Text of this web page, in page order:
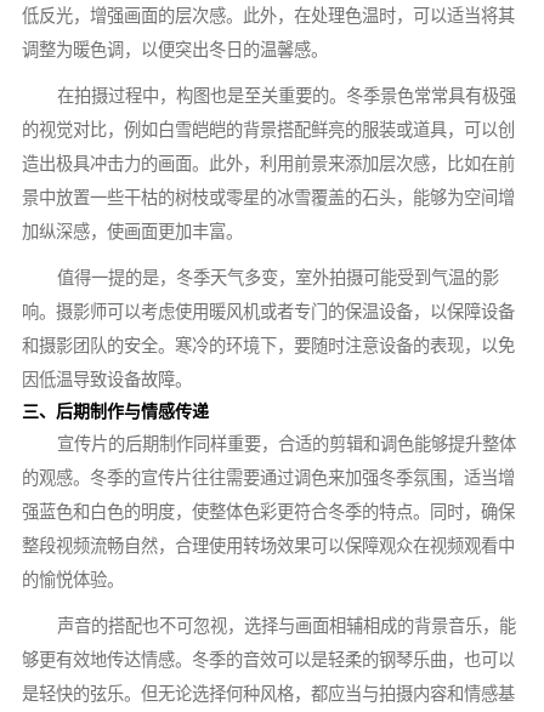
低反光，增强画面的层次感。此外，在处理色温时，可以适当将其
调整为暖色调，以便突出冬日的温馨感。
在拍摄过程中，构图也是至关重要的。冬季景色常常具有极强
的视觉对比，例如白雪皑皑的背景搭配鲜亮的服装或道具，可以创
造出极具冲击力的画面。此外，利用前景来添加层次感，比如在前
景中放置一些干枯的树枝或零星的冰雪覆盖的石头，能够为空间增
加纵深感，使画面更加丰富。
值得一提的是，冬季天气多变，室外拍摄可能受到气温的影
响。摄影师可以考虑使用暖风机或者专门的保温设备，以保障设备
和摄影团队的安全。寒冷的环境下，要随时注意设备的表现，以免
因低温导致设备故障。
三、后期制作与情感传递
宣传片的后期制作同样重要，合适的剪辑和调色能够提升整体
的观感。冬季的宣传片往往需要通过调色来加强冬季氛围，适当增
强蓝色和白色的明度，使整体色彩更符合冬季的特点。同时，确保
整段视频流畅自然，合理使用转场效果可以保障观众在视频观看中
的愉悦体验。
声音的搭配也不可忽视，选择与画面相辅相成的背景音乐，能
够更有效地传达情感。冬季的音效可以是轻柔的钢琴乐曲，也可以
是轻快的弦乐。但无论选择何种风格，都应当与拍摄内容和情感基